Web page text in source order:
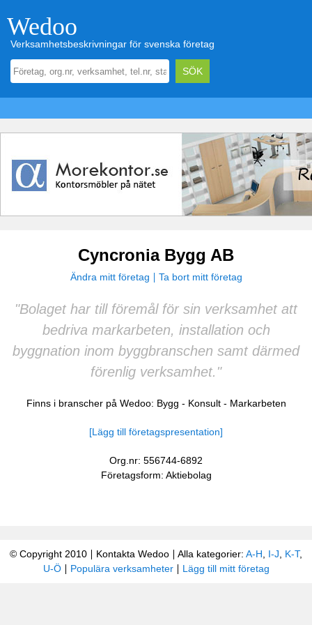
Wedoo
Verksamhetsbeskrivningar för svenska företag
Cyncronia Bygg AB
Ändra mitt företag Ta bort mitt företag
"Bolaget har till föremål för sin verksamhet att
bedriva markarbeten, installation och
byggnation inom byggbranschen samt därmed
förenlig verksamhet."
Finns i branscher på Wedoo: Bygg - Konsult- Markarbeten
[Lägg till företagspresentation]
Org.nr: 556744-6892
Företagsform: Aktiebolag
© Copyright 2010 Kontakta Wedoo Alla kategorier: A-H I-J K-T,
U-Ö
Populära verksamheter Lägg till mitt företag